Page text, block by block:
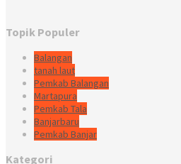
Topik Populer
Balangan
tanah laut
Pemkab Balangan
Martapura
Pemkab Tala
Banjarbaru
Pemkab Banjar
Kategori